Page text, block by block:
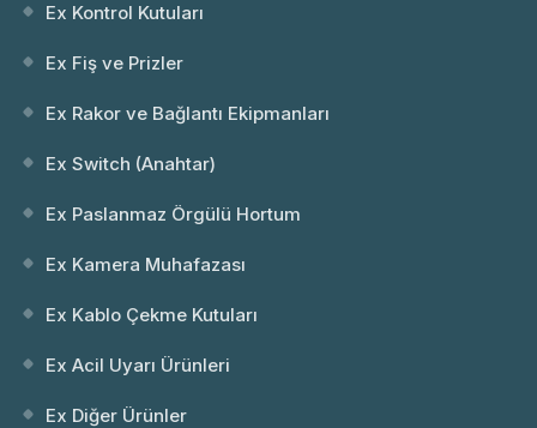
Ex Kontrol Kutuları
Ex Fiş ve Prizler
Ex Rakor ve Bağlantı Ekipmanları
Ex Switch (Anahtar)
Ex Paslanmaz Örgülü Hortum
Ex Kamera Muhafazası
Ex Kablo Çekme Kutuları
Ex Acil Uyarı Ürünleri
Ex Diğer Ürünler